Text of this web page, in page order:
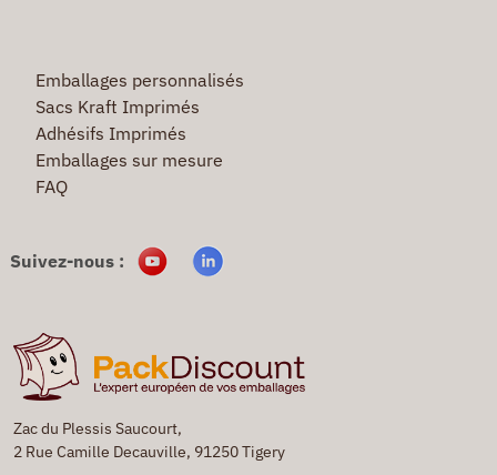
Zac du Plessis Saucourt,
2 Rue Camille Decauville, 91250 Tigery
Emballages personnalisés
Sacs Kraft Imprimés
Adhésifs Imprimés
Emballages sur mesure
FAQ
Suivez-nous :